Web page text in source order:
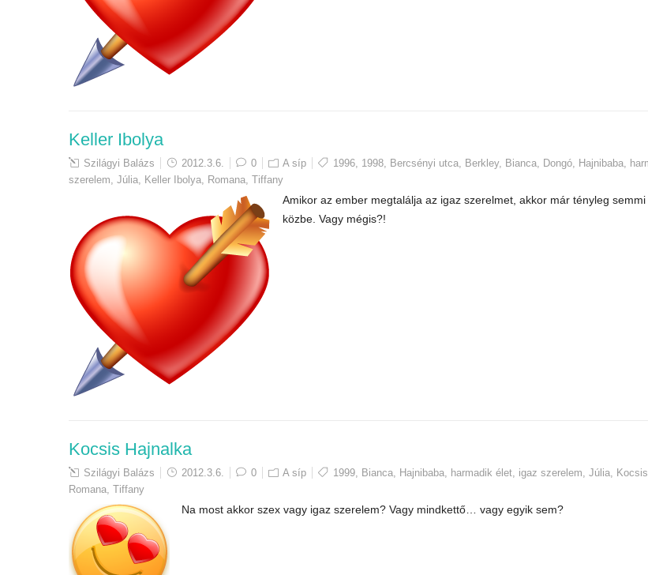
Keller Ibolya
Szilágyi Balázs 2012.3.6. 0 A síp 1996, 1998, Bercsényi utca, Berkley, Bianca, Dongó, Hajnibaba,
szerelem, Júlia, Keller Ibolya, Romana, Tiffany
Amikor az ember megtalálja az igaz szerelmet, akkor már tényleg
közbe. Vagy mégis?!
Kocsis Hajnalka
Szilágyi Balázs 2012.3.6. 0 A síp 1999, Bianca, Hajnibaba, harmadik élet, igaz szerelem, Júlia,
Romana, Tiffany
Na most akkor szex vagy igaz szerelem? Vagy mindkettő… vagy egyik sem?